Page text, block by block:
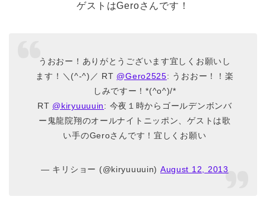
ゲストはGeroさんです！
うおおー！ありがとうございます宜しくお願いし
ます！＼(^-^)／ RT @Gero2525: うおおー！！楽
しみですー！*(^o^)/*
RT @kiryuuuuin: 今夜１時からゴールデンボンバ
ー鬼龍院翔のオールナイトニッポン、ゲストは歌
い手のGeroさんです！宜しくお願い
— キリショー (@kiryuuuuin) August 12, 2013